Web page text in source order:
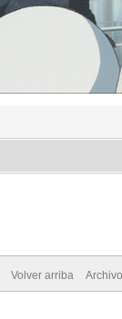
Volver arriba